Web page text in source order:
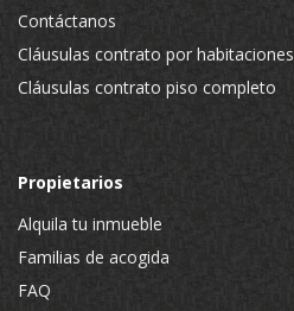
Contáctanos
Cláusulas contrato por habitaciones
Cláusulas contrato piso completo
Propietarios
Alquila tu inmueble
Familias de acogida
FAQ